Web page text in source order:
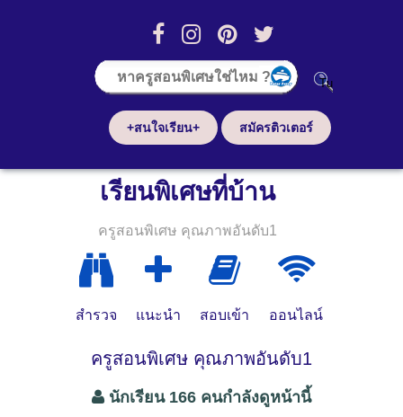
+สนใจเรียน+ สมัครติวเตอร์
เรียนพิเศษที่บ้าน
ครูสอนพิเศษ คุณภาพอันดับ1
สำรวจ แนะนำ สอบเข้า ออนไลน์
ครูสอนพิเศษ คุณภาพอันดับ1
นักเรียน 166 คนกำลังดูหน้านี้